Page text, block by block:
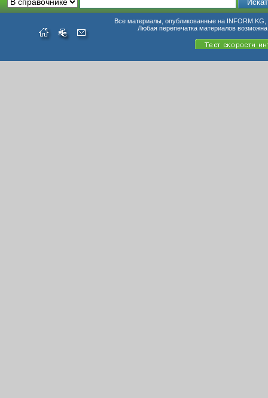
Все материалы, опубликованные на INFORM.KG,
Любая перепечатка материалов